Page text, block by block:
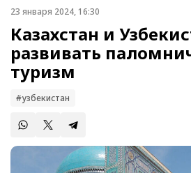
23 января 2024, 16:30
Казахстан и
развивать
туризм
#узбекистан